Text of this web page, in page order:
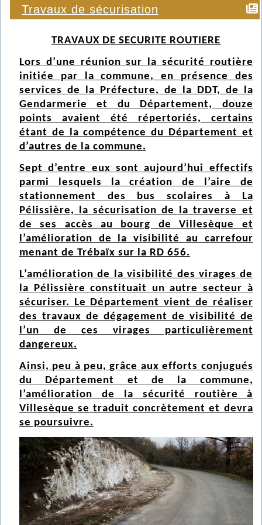
Travaux de sécurisation
TRAVAUX DE SECURITE ROUTIERE
Lors d’une réunion sur la sécurité routière
initiée par la commune, en présence des
services de la Préfecture, de la DDT, de la
Gendarmerie et du Département, douze
points avaient été répertoriés, certains
étant de la compétence du Département et
d’autres de la commune.
Sept d’entre eux sont aujourd’hui effectifs
parmi lesquels la création de l’aire de
stationnement des bus scolaires à La
Pélissière, la sécurisation de la traverse et
de ses accès au bourg de Villesèque et
l’amélioration de la visibilité au carrefour
menant de Trébaïx sur la RD 656.
L’amélioration de la visibilité des virages de
la Pélissière constituait un autre secteur à
sécuriser. Le Département vient de réaliser
des travaux de dégagement de visibilité de
l’un de ces virages particulièrement
dangereux.
Ainsi, peu à peu, grâce aux efforts conjugués
du Département et de la commune,
l’amélioration de la sécurité routière à
Villesèque se traduit concrètement et devra
se poursuivre.